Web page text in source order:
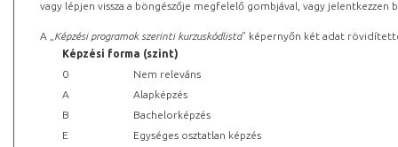
vagy lépjen vissza a böngészője megfelelő gombjával, vagy
A „ Képzési programok szerinti kurzuskódlista” képernyőn két adat
Képzési forma (szint)
0
Nem releváns
A
Alapképzés
B
Bachelorképzés
E
Egységes osztatlan képzés